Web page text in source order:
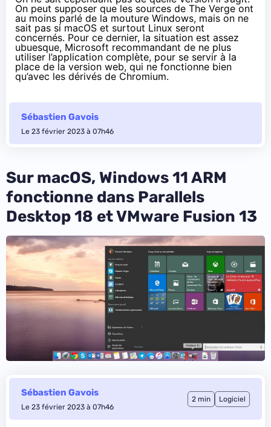
On peut supposer que les sources de The Verge ont
au moins parlé de la mouture Windows, mais on ne
sait pas si macOS et surtout Linux seront
concernés. Pour ce dernier, la situation est assez
ubuesque, Microsoft recommandant de ne plus
utiliser l’application complète, pour se servir à la
place de la version web, qui ne fonctionne bien
qu’avec les dérivés de Chromium.
Sébastien Gavois
Le 23 février 2023 à 07h46
Sur macOS, Windows 11 ARM
fonctionne dans Parallels
Desktop 18 et VMware Fusion 13
Sébastien Gavois
Le 23 février 2023 à 07h46
2 min Logiciel